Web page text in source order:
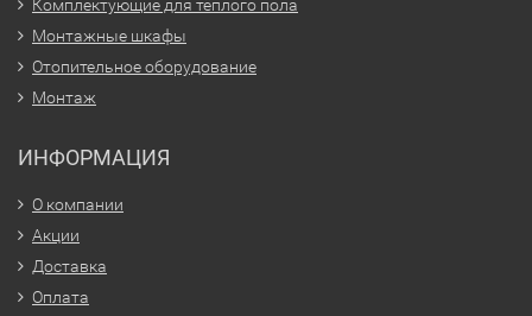
Комплектующие для тёплого пола
Монтажные шкафы
Отопительное оборудование
Монтаж
ИНФОРМАЦИЯ
О компании
Акции
Доставка
Оплата